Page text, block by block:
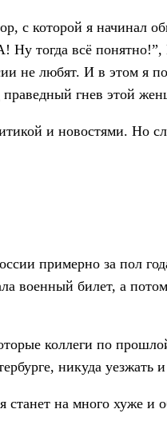
с которой я начинал
Ну тогда всё
не любят. И в этом я
гнев этой
и новостями. Но
примерно за пол
военный билет, а
коллеги по
никуда
станет на много хуже